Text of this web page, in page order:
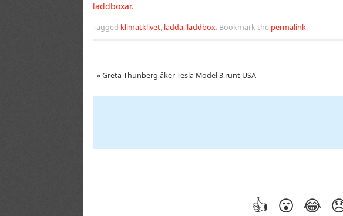
laddboxar.
Tagged klimatklivet, ladda, laddbox. Bookmark the permalink.
«Greta Thunberg åker Tesla Model 3 runt USA